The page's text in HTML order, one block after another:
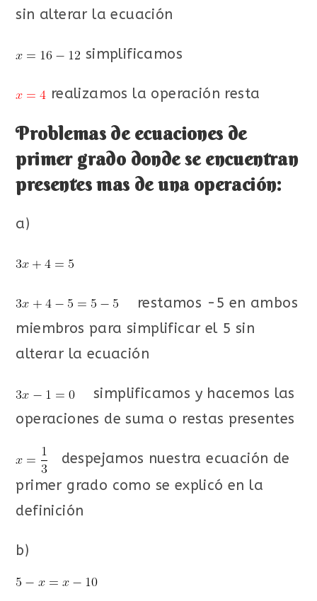
sin alterar la ecuación
simplificamos
realizamos la operación resta
Problemas de ecuaciones de
primer grado donde se encuentran
presentes mas de una operación:
a)
restamos -5 en ambos
miembros para simplificar el 5 sin
alterar la ecuación
simplificamos y hacemos las
operaciones de suma o restas presentes
despejamos nuestra ecuación de
primer grado como se explicó en la
definición
b)